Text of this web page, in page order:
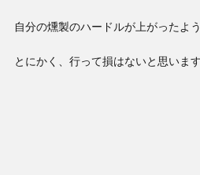
自分の燻製のハードルが上がったよ
とにかく、行って損はないと思います